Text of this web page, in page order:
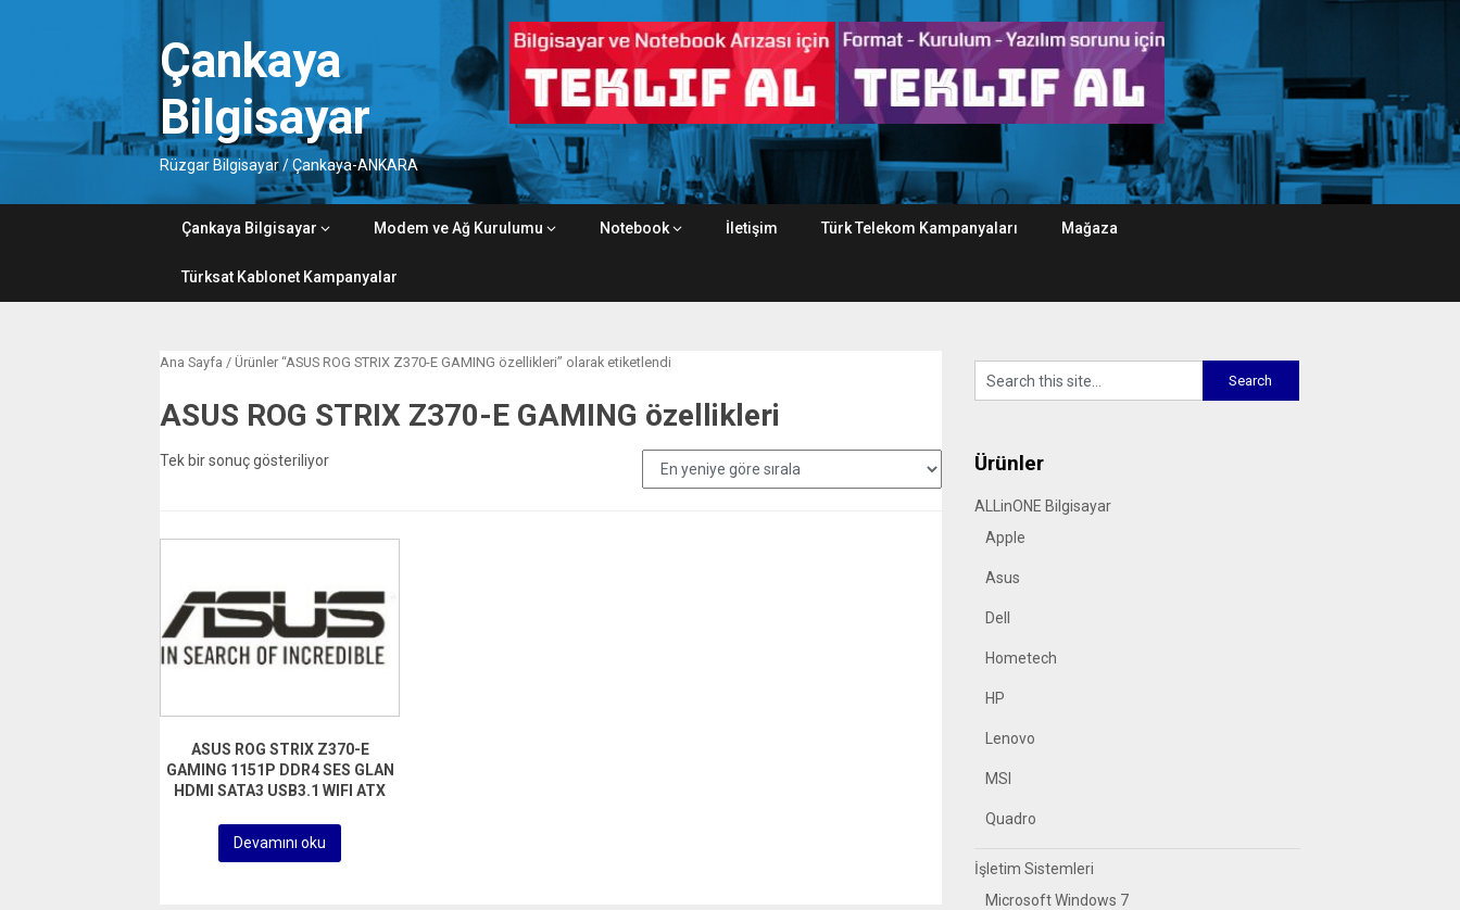
Çankaya
Bilgisayar
Rüzgar Bilgisayar / Çankaya-ANKARA
Çankaya Bilgisayar Modem ve Ağ Kurulumu Notebook İletişim Türk Telekom Kampanyaları Mağaza
Türksat Kablonet Kampanyalar
Ana Sayfa / Ürünler “ASUS ROG STRIX Z370-E GAMING özellikleri” olarak etiketlendi
ASUS ROG STRIX Z370-E GAMING özellikleri
Tek bir sonuç gösteriliyor
ASUS ROG STRIX Z370-E
GAMING 1151P DDR4 SES GLAN
HDMI SATA3 USB3.1 WIFI ATX
Devamını oku
Ürünler
ALLinONE Bilgisayar
Apple
Asus
Dell
Hometech
HP
Lenovo
MSI
Quadro
İşletim Sistemleri
Microsoft Windows 7